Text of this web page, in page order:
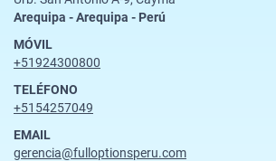
Arequipa - Arequipa - Perú
MÓVIL
+51924300800
TELÉFONO
+5154257049
EMAIL
gerencia@fulloptionsperu.com